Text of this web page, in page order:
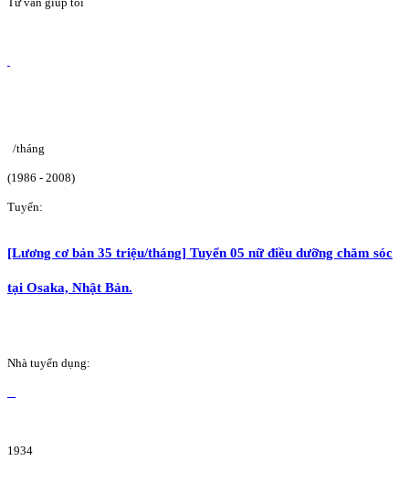
/tháng
(1986 - 2008)
Tuyển:
[Lương cơ bản 35 triệu/tháng] Tuyển 05 nữ điều dưỡng chăm sóc
tại Osaka, Nhật Bản.
Nhà tuyển dụng:
1934